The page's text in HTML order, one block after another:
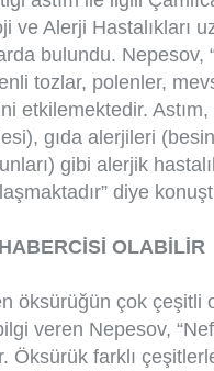
Alerji Hastalıkları
bulundu. Nepesov,
tozlar, polenler,
etkilemektedir.
gıda alerjileri
gibi alerjik
diye
OLABİLİR
öksürüğün çok çeşitli
veren Nepesov,
Öksürük farklı